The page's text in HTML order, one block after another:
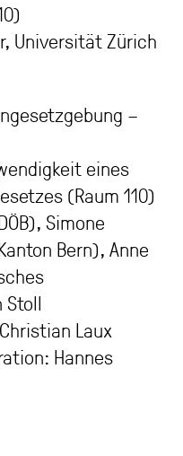
Universität Zürich
–
eines
(Raum 110)
Simone
Bern), Anne
Stoll
Laux
Hannes